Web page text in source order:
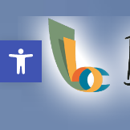
Ouvrir la